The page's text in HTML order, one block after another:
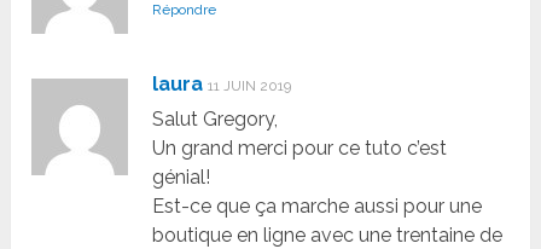
Répondre
laura 11 JUIN 2019
Salut Gregory,
Un grand merci pour ce tuto c’est
génial!
Est-ce que ça marche aussi pour une
boutique en ligne avec une trentaine de